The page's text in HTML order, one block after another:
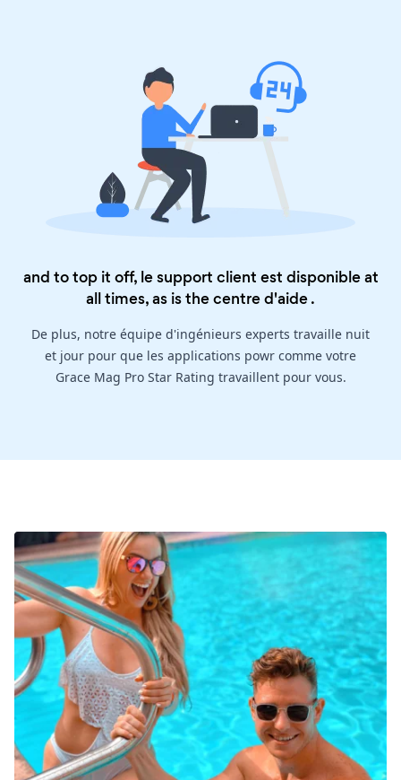
and to top it off, le support client est disponible at
all times, as is thecentre d'aide.
De plus, notre équipe d'ingénieurs experts travaille nuit
et jour pour que les applications powr comme votre
Grace Mag Pro Star Rating travaillent pour vous.